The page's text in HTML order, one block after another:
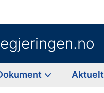
Aktuelt